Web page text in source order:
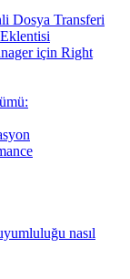
Dosya Transferi
için Right
nasıl